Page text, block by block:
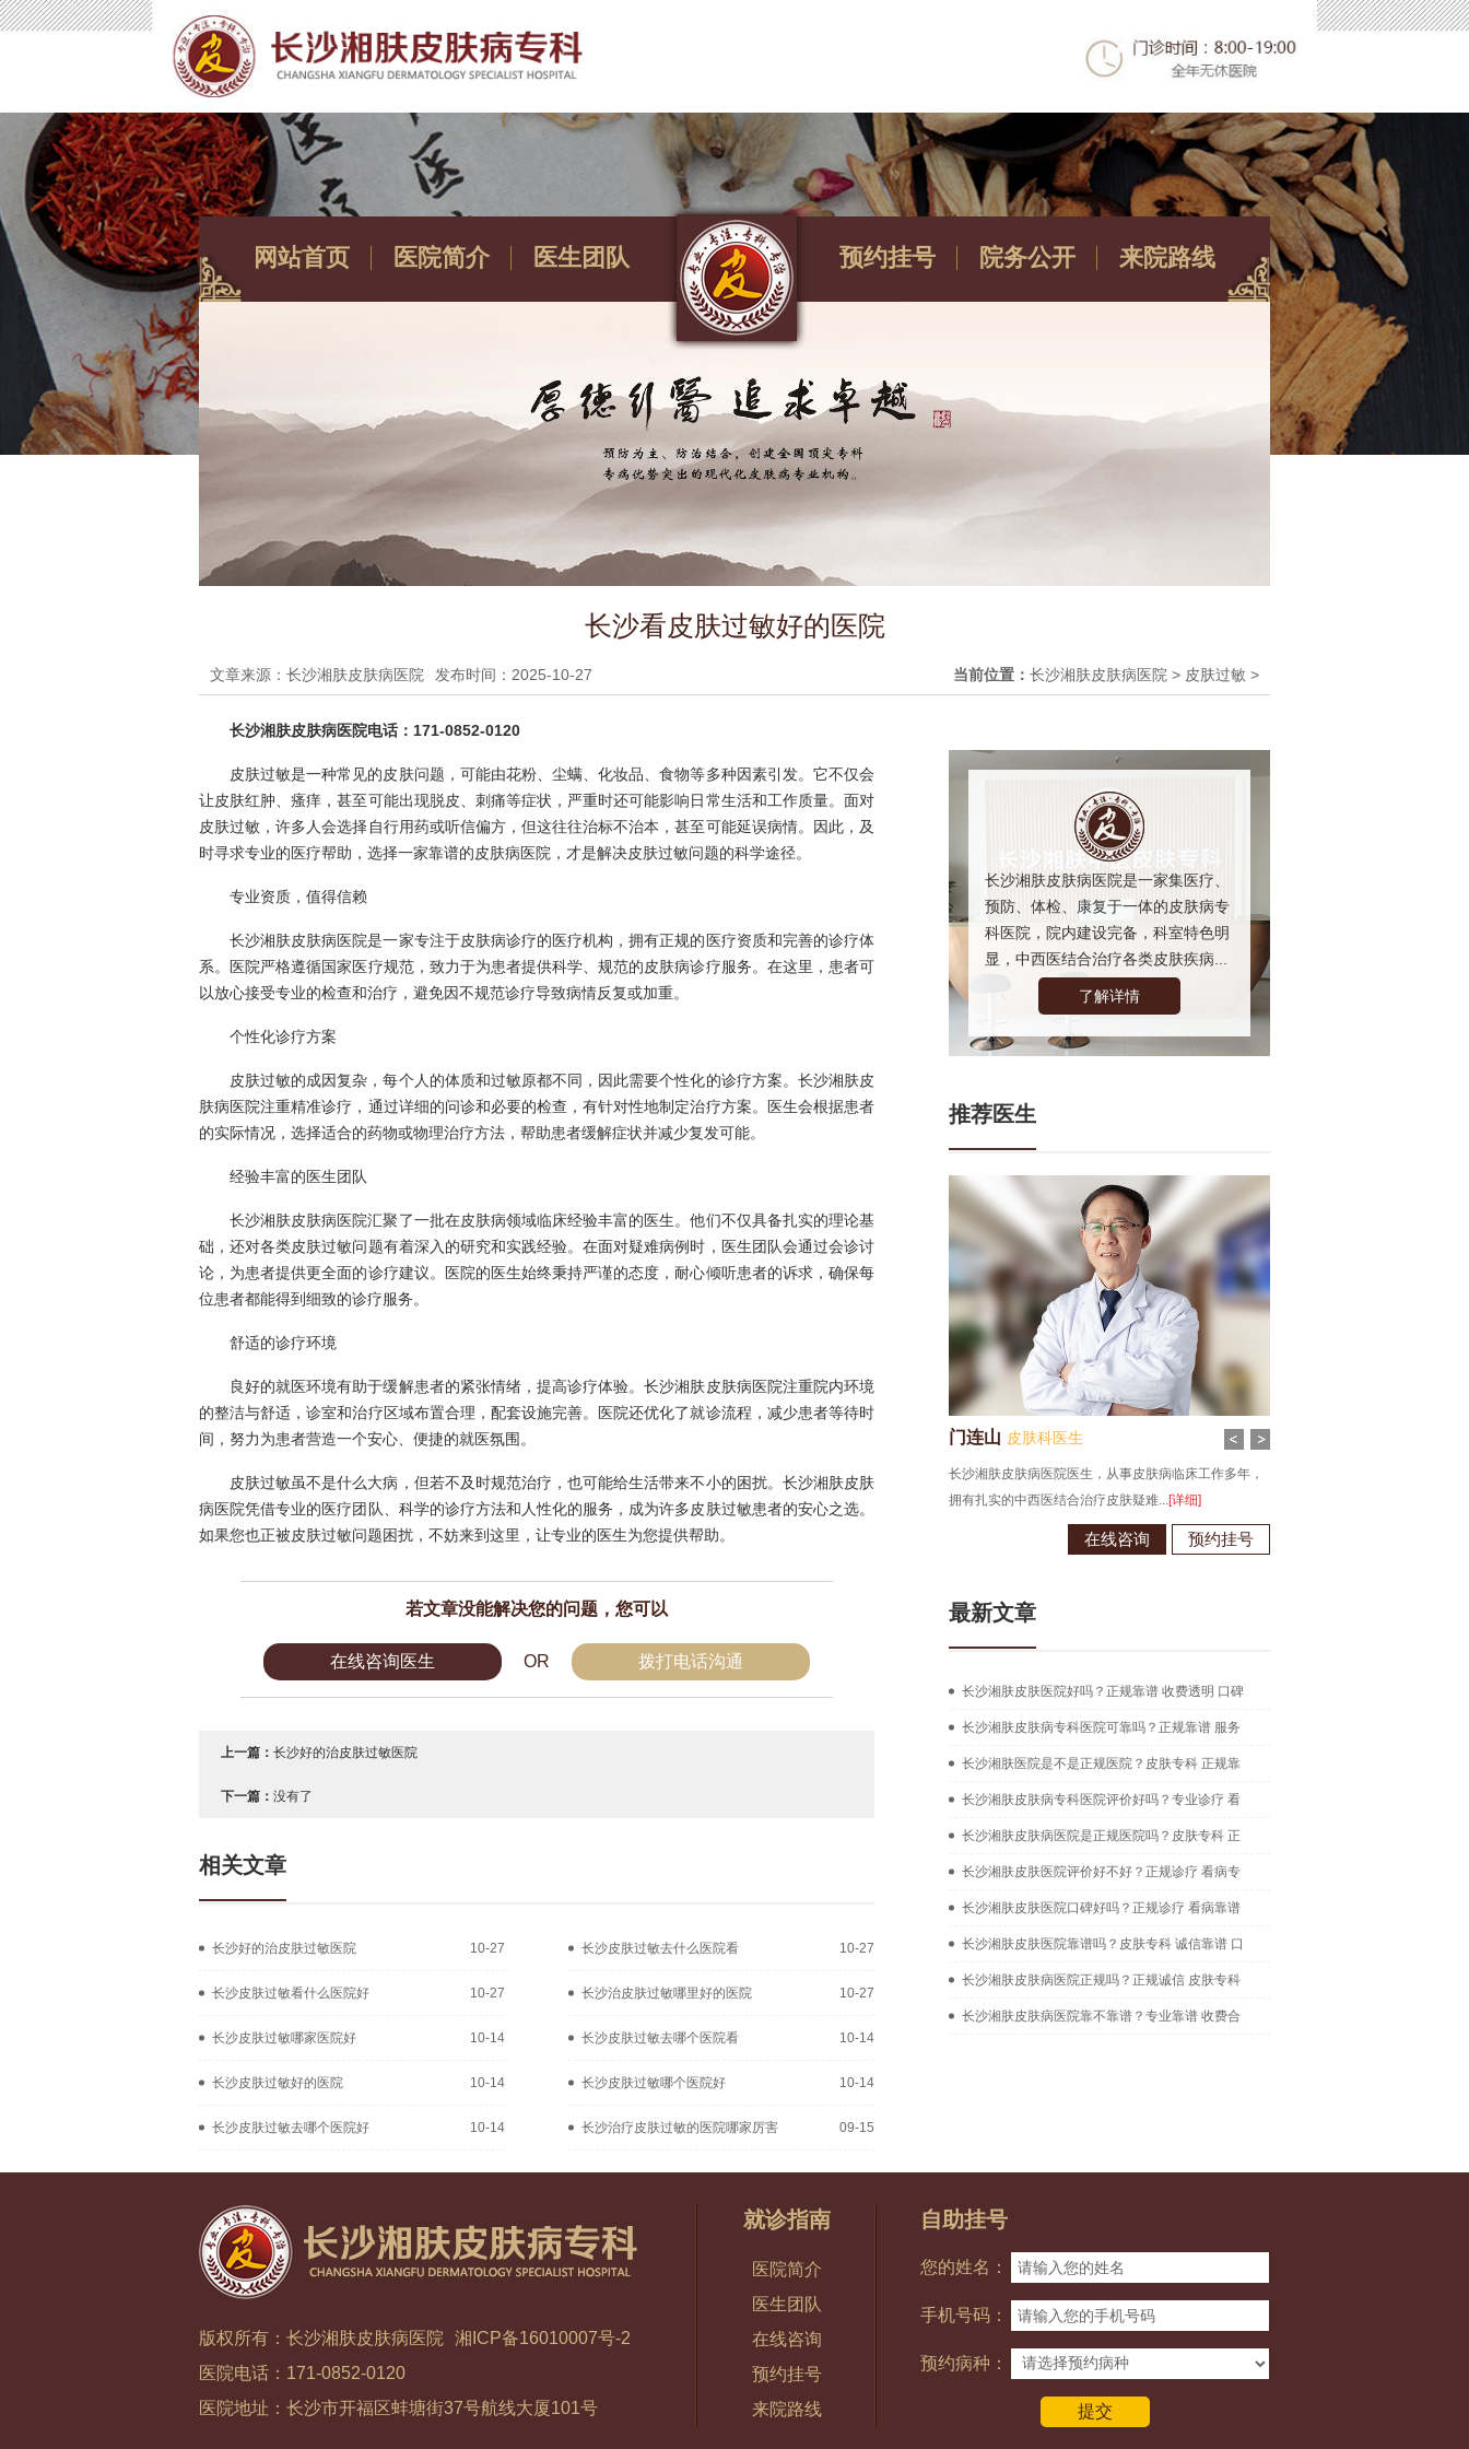
网站首页 医院简介 医生团队 预约挂号 院务公开 来院路线
长沙看皮肤过敏好的医院
文章来源：长沙湘肤皮肤病医院 发布时间：2025-10-27 当前位置： 长沙湘肤皮肤病医院 > 皮肤过敏 >
长沙湘肤皮肤病医院电话：171-0852-0120
皮肤过敏是一种常见的皮肤问题，可能由花粉、尘螨、化妆品、食物等多种因素引发。它不仅会
让皮肤红肿、瘙痒，甚至可能出现脱皮、刺痛等症状，严重时还可能影响日常生活和工作质量。面对
皮肤过敏，许多人会选择自行用药或听信偏方，但这往往治标不治本，甚至可能延误病情。因此，及
时寻求专业的医疗帮助，选择一家靠谱的皮肤病医院，才是解决皮肤过敏问题的科学途径。
专业资质，值得信赖
长沙湘肤皮肤病医院是一家专注于皮肤病诊疗的医疗机构，拥有正规的医疗资质和完善的诊疗体
系。医院严格遵循国家医疗规范，致力于为患者提供科学、规范的皮肤病诊疗服务。在这里，患者可
以放心接受专业的检查和治疗，避免因不规范诊疗导致病情反复或加重。
个性化诊疗方案
皮肤过敏的成因复杂，每个人的体质和过敏原都不同，因此需要个性化的诊疗方案。长沙湘肤皮
肤病医院注重精准诊疗，通过详细的问诊和必要的检查，有针对性地制定治疗方案。医生会根据患者
的实际情况，选择适合的药物或物理治疗方法，帮助患者缓解症状并减少复发可能。
经验丰富的医生团队
长沙湘肤皮肤病医院汇聚了一批在皮肤病领域临床经验丰富的医生。他们不仅具备扎实的理论基
础，还对各类皮肤过敏问题有着深入的研究和实践经验。在面对疑难病例时，医生团队会通过会诊讨
论，为患者提供更全面的诊疗建议。医院的医生始终秉持严谨的态度，耐心倾听患者的诉求，确保每
位患者都能得到细致的诊疗服务。
舒适的诊疗环境
良好的就医环境有助于缓解患者的紧张情绪，提高诊疗体验。长沙湘肤皮肤病医院注重院内环境
的整洁与舒适，诊室和治疗区域布置合理，配套设施完善。医院还优化了就诊流程，减少患者等待时
间，努力为患者营造一个安心、便捷的就医氛围。
皮肤过敏虽不是什么大病，但若不及时规范治疗，也可能给生活带来不小的困扰。长沙湘肤皮肤
病医院凭借专业的医疗团队、科学的诊疗方法和人性化的服务，成为许多皮肤过敏患者的安心之选。
如果您也正被皮肤过敏问题困扰，不妨来到这里，让专业的医生为您提供帮助。
若文章没能解决您的问题，您可以
在线咨询医生 OR 拨打电话沟通
上一篇： 长沙好的治皮肤过敏医院
下一篇： 没有了
相关文章
长沙好的治皮肤过敏医院 10-27 长沙皮肤过敏去什么医院看 10-27
长沙皮肤过敏看什么医院好 10-27 长沙治皮肤过敏哪里好的医院 10-27
长沙皮肤过敏哪家医院好 10-14 长沙皮肤过敏去哪个医院看 10-14
长沙皮肤过敏好的医院 10-14 长沙皮肤过敏哪个医院好 10-14
长沙皮肤过敏去哪个医院好 10-14 长沙治疗皮肤过敏的医院哪家厉害 09-15
长沙湘肤皮肤病医院是一家集医疗、
预防、体检、康复于一体的皮肤病专
科医院，院内建设完备，科室特色明
显，中西医结合治疗各类皮肤疾病...
了解详情
推荐医生
门连山 皮肤科医生
长沙湘肤皮肤病医院医生，从事皮肤病临床工作多年，
拥有扎实的中西医结合治疗皮肤疑难...[详细]
在线咨询 预约挂号
最新文章
长沙湘肤皮肤医院好吗？正规靠谱 收费透明 口碑
长沙湘肤皮肤病专科医院可靠吗？正规靠谱 服务
长沙湘肤医院是不是正规医院？皮肤专科 正规靠
长沙湘肤皮肤病专科医院评价好吗？专业诊疗 看
长沙湘肤皮肤病医院是正规医院吗？皮肤专科 正
长沙湘肤皮肤医院评价好不好？正规诊疗 看病专
长沙湘肤皮肤医院口碑好吗？正规诊疗 看病靠谱
长沙湘肤皮肤医院靠谱吗？皮肤专科 诚信靠谱 口
长沙湘肤皮肤病医院正规吗？正规诚信 皮肤专科
长沙湘肤皮肤病医院靠不靠谱？专业靠谱 收费合
版权所有：长沙湘肤皮肤病医院
湘ICP备16010007号-2
医院电话：171-0852-0120
医院地址：长沙市开福区蚌塘街37号航线大厦101号
就诊指南
医院简介
医生团队
在线咨询
预约挂号
来院路线
自助挂号
您的姓名：
手机号码：
预约病种：